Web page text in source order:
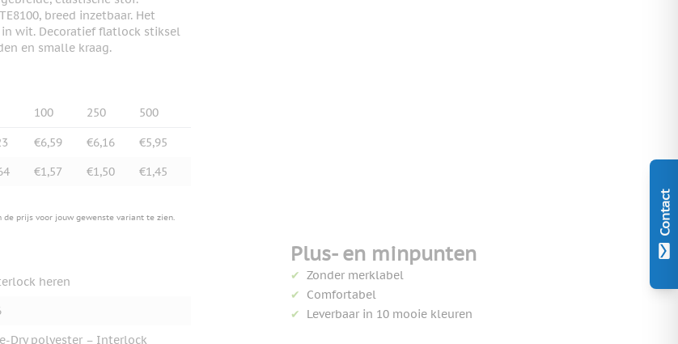
Contact
breed inzetbaar. Het
wit. Decoratief flatlock stiksel
en smalle kraag.
100 250 500
€6,59 €6,16
€5,95
€1,57 €1,50 €1,45
prijs voor jouw gewenste variant te zien.
heren
Dry polyester – Interlock
Plus- en minpunten
Zonder merklabel
Comfortabel
Leverbaar in 10 mooie kleuren